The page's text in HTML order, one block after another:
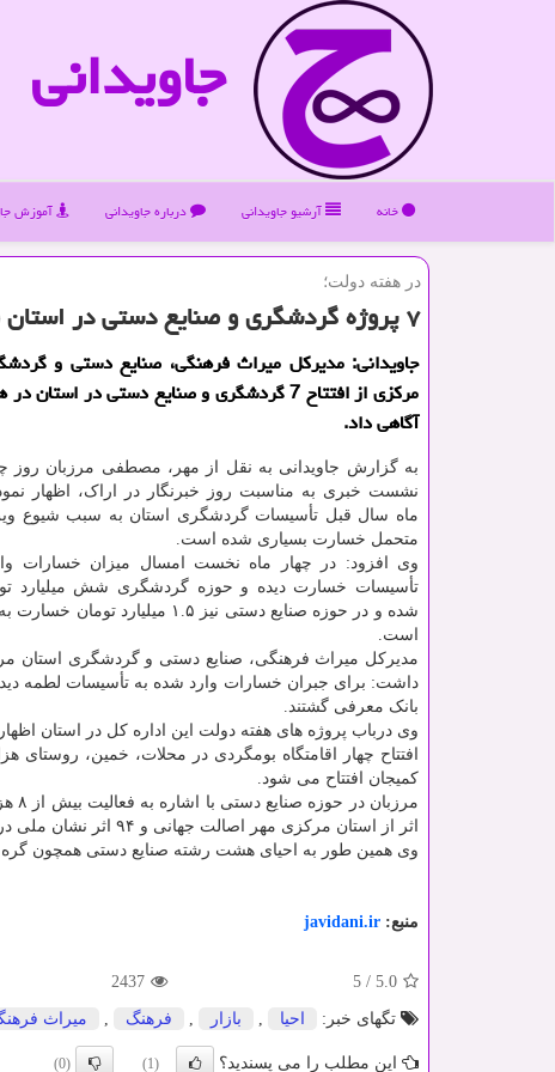
جاویدانی
خانه آرشیو جاویدانی درباره جاویدانی آموزش
در هفته دولت؛
۷ پروژه گردشگری و صنایع دستی در استان مركزی افتتاح می شود
جاویدانی: مدیركل میراث فرهنگی، صنایع دستی و
مركزی از افتتاح 7 گردشگری و صنایع دستی در
آگاهی داد.
به گزارش جاویدانی به نقل از مهر، مصطفی مرزبان روز
نشست خبری به مناسبت روز خبرنگار در اراک، اظهار
ماه سال قبل تأسیسات گردشگری استان به سبب شیوع
متحمل خسارت بسیاری شده است.
وی افزود: در چهار ماه نخست امسال میزان خسارات
تأسیسات خسارت دیده و حوزه گردشگری شش میلیارد
شده و در حوزه صنایع دستی نیز ۱.۵ میلیارد
است.
مدیرکل میراث فرهنگی، صنایع دستی و گردشگری استان
داشت: برای جبران خسارات وارد شده به تأسیسات لطمه
بانک معرفی گشتند.
کمیجان افتتاح می شود.
اثر از استان مرکزی مهر اصالت جهانی و ۹۴ اثر نشان ملی دریافت کرده اند.
وی همین طور به احیای هشت رشته صنایع دستی همچون
منبع: javidani.ir
5.0
/
5
2437
تگهای خبر:
احیا بازار فرهنگ میراث
این مطلب را می پسندید؟ (1)
(0)